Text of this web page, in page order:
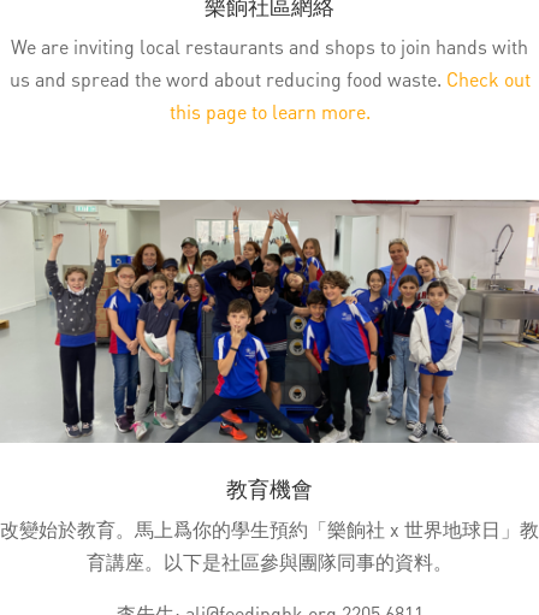
樂餉社區網絡
We are inviting local restaurants and shops to join hands with
us and spread the word about reducing food waste. Check out
this page to learn more.
教育機會
改變始於教育。馬上爲你的學生預約「樂餉社 x 世界地球日」教
育講座。以下是社區參與團隊同事的資料。